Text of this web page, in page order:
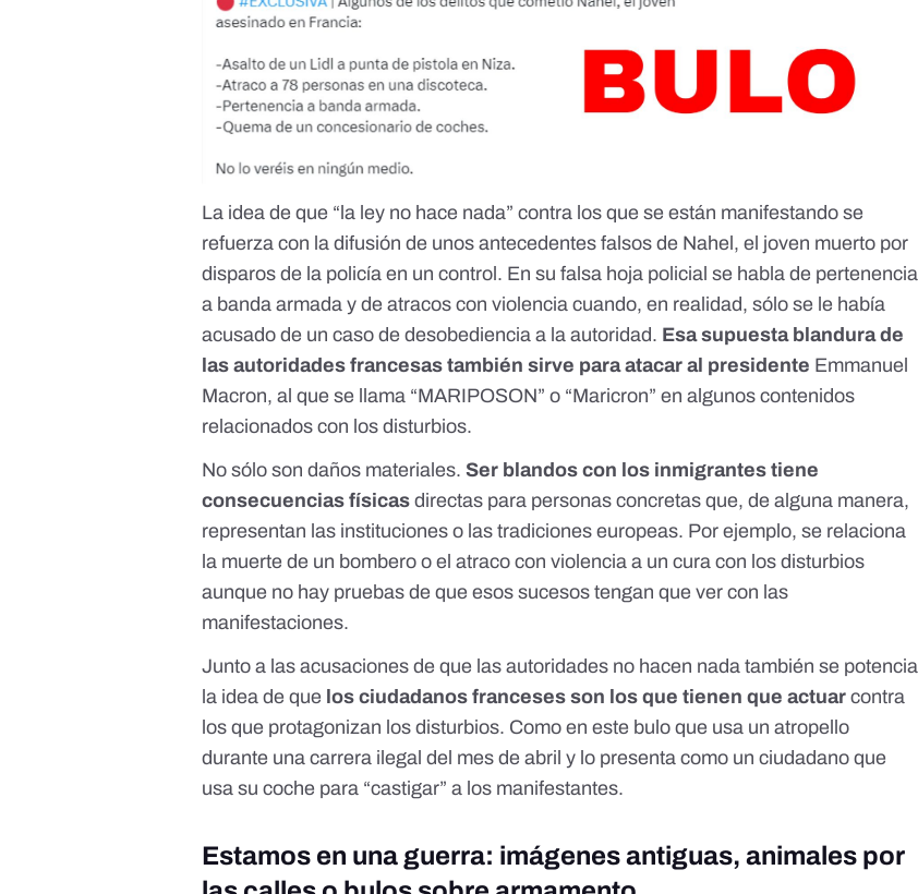
La idea de que “la ley no hace nada” contra los que se están manifestando se
refuerza con la difusión de unos antecedentes falsos de Nahel, el joven muerto por
disparos de la policía en un control. En su falsa hoja policial se habla de pertenencia
a banda armada y de atracos con violencia cuando, en realidad, sólo se le había
acusado de un caso de desobediencia a la autoridad. Esa supuesta blandura de
las autoridades francesas también sirve para atacar al presidente Emmanuel
Macron, al que se llama “MARIPOSON” o “Maricron” en algunos contenidos
relacionados con los disturbios.
No sólo son daños materiales.Ser blandos con los inmigrantes tiene
consecuencias físicasdirectas para personas concretas que, de alguna manera,
representan las instituciones o las tradiciones europeas. Por ejemplo, se relaciona
la muerte de un bombero oel atraco con violencia a un curacon los disturbios
aunque no hay pruebas de que esos sucesos tengan que ver con las
manifestaciones.
Junto a las acusaciones de que las autoridades no hacen nada también se potencia
la idea de que los ciudadanos franceses son los que tienen que actuar contra
los que protagonizan los disturbios. Como en este bulo que usa un atropello
durante una carrera ilegal del mes de abril y lo presenta como un ciudadano que
usa su coche para “castigar” a los manifestantes.
Estamos en una guerra: imágenes antiguas, animales por